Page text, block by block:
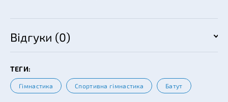
Відгуки (0)
ТЕГИ:
Гімнастика Спортивна гімнастика Батут